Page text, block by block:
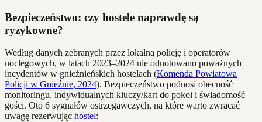
Bezpieczeństwo: czy hostele naprawdę są
ryzykowne?
Według danych zebranych przez lokalną policję i operatorów
noclegowych, w latach 2023–2024 nie odnotowano poważnych
incydentów w gnieźnieńskich hostelach (Komenda Powiatowa
Policji w Gnieźnie, 2024). Bezpieczeństwo podnosi obecność
monitoringu, indywidualnych kluczy/kart do pokoi i świadomość
gości. Oto 6 sygnałów ostrzegawczych, na które warto zwracać
uwagę rezerwując hostel: